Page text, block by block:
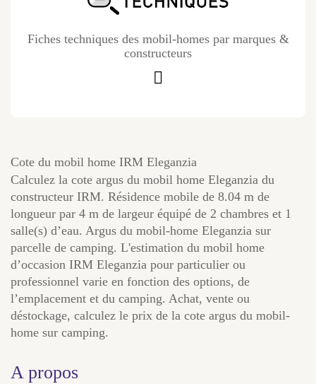
Fiches techniques des mobil-homes par marques &
constructeurs
Cote du mobil home IRM Eleganzia
Calculez la cote argus du mobil home Eleganzia du
constructeur IRM. Résidence mobile de 8.04 m de
longueur par 4 m de largeur équipé de 2 chambres et 1
salle(s) d’eau. Argus du mobil-home Eleganzia sur
parcelle de camping. L'estimation du mobil home
d’occasion IRM Eleganzia pour particulier ou
professionnel varie en fonction des options, de
l’emplacement et du camping. Achat, vente ou
déstockage, calculez le prix de la cote argus du mobil-
home sur camping.
A propos